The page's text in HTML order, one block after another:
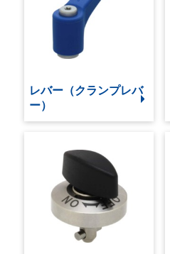
レバー（クランプレバ
ー）